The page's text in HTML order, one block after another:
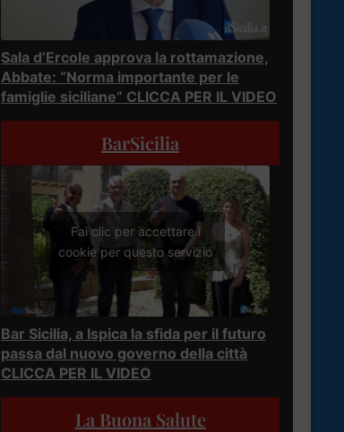
Sala d’Ercole approva la rottamazione,
Abbate: “Norma importante per le
famiglie siciliane” CLICCA PER IL VIDEO
BarSicilia
Fai clic per accettare i
cookie per questo servizio
Bar Sicilia, a Ispica la sfida per il futuro
passa dal nuovo governo della città
CLICCA PER IL VIDEO
La Buona Salute